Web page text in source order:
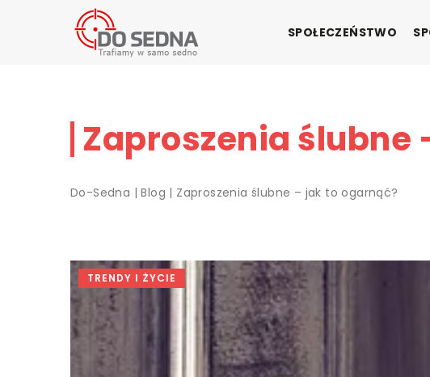
SPOŁECZEŃSTWO
Zaproszenia ślubne
Do-Sedna |Blog | Zaproszenia ślubne – jak to ogarnąć?
TRENDY I ŻYCIE